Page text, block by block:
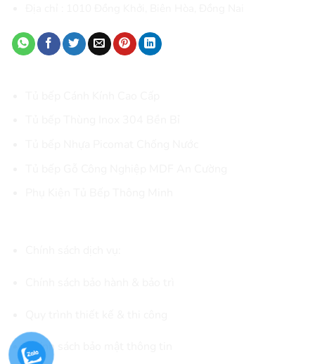
Chính sách bảo mật thông tin